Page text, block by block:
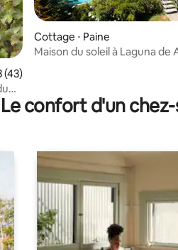
moyenne sur la base de 43
(43)
Cottage ⋅ Paine
Maison du soleil à Laguna de
Le confort d'un